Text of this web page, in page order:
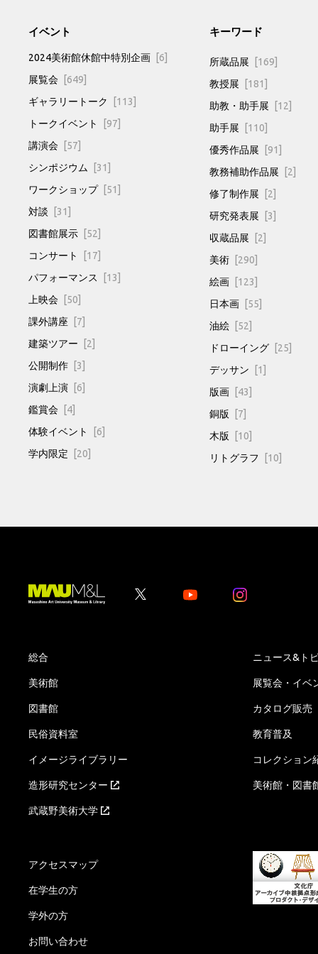
イベント
2024美術館休館中特別企画 [6]
展覧会 [649]
ギャラリートーク [113]
トークイベント [97]
講演会 [57]
シンポジウム [31]
ワークショップ [51]
対談 [31]
図書館展示 [52]
コンサート [17]
パフォーマンス [13]
上映会 [50]
課外講座 [7]
建築ツアー [2]
公開制作 [3]
演劇上演 [6]
鑑賞会 [4]
体験イベント [6]
学内限定 [20]
キーワード
所蔵品展 [169]
教授展 [181]
助教・助手展 [12]
助手展 [110]
優秀作品展 [91]
教務補助作品展 [2]
修了制作展 [2]
研究発表展 [3]
収蔵品展 [2]
美術 [290]
絵画 [123]
日本画 [55]
油絵 [52]
ドローイング [25]
デッサン [1]
版画 [43]
銅版 [7]
木版 [10]
リトグラフ [10]
Youtube
総合
美術館
図書館
民俗資料室
イメージライブラリー
造形研究センター
武蔵野美術大学
ニュース&ト
展覧会・イベ
カタログ販売
教育普及
コレクション
美術館・図書
アクセスマップ
在学生の方
学外の方
お問い合わせ